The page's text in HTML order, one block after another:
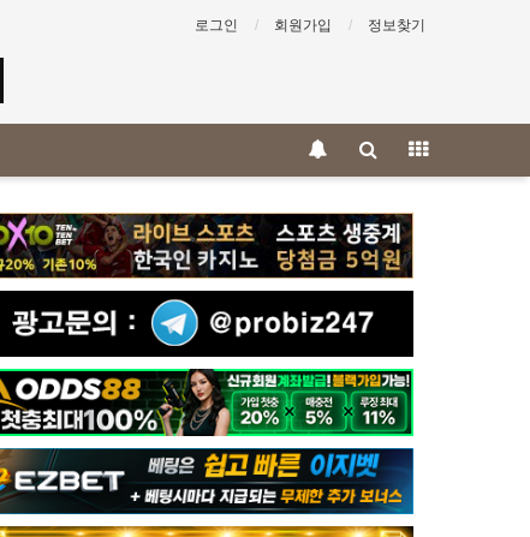
로그인 회원가입 정보찾기